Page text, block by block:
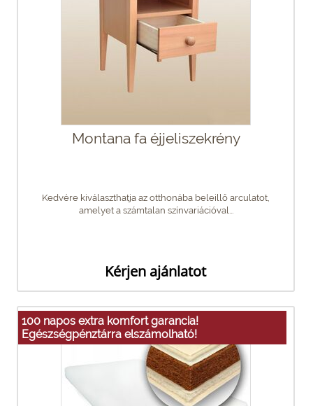
Montana fa éjjeliszekrény
Kedvére kiválaszthatja az otthonába beleillő arculatot,
amelyet a számtalan színvariációval...
Kérjen ajánlatot
100 napos extra komfort garancia!
Egészségpénztárra elszámolható!